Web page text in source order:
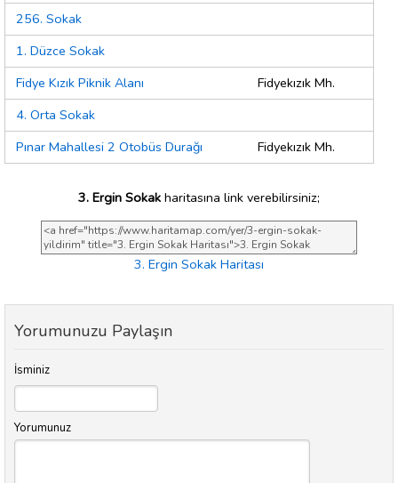
256. Sokak
1. Düzce Sokak
Fidye Kızık Piknik Alanı
Fidyekızık Mh.
4. Orta Sokak
Pınar Mahallesi 2 Otobüs Durağı
Fidyekızık Mh.
3. Ergin Sokak haritasına link verebilirsiniz;
3. Ergin Sokak Haritası
Yorumunuzu Paylaşın
İsminiz
Yorumunuz